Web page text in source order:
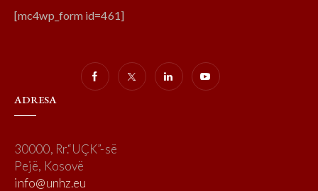
[mc4wp_form id=461]
ADRESA
30000, Rr.“UÇK”-së
Pejë, Kosovë
info@unhz.eu